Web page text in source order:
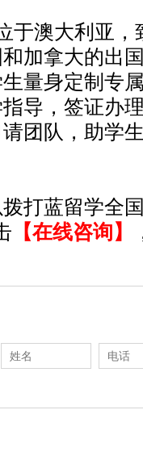
于澳大利亚，
加拿大的出
量身定制专
导，签证办
团队，助学
打蓝留学全
【在线咨询】